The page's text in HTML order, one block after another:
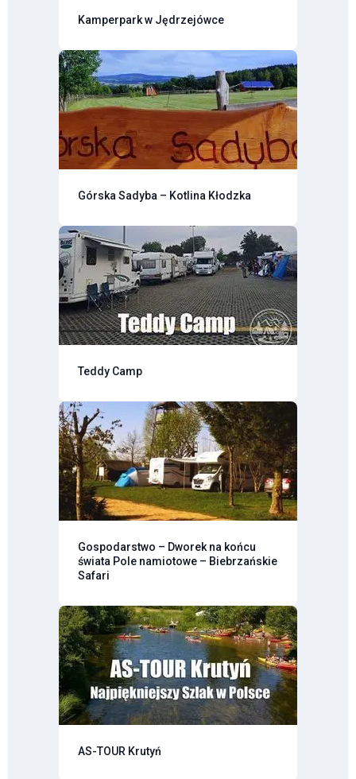
Kamperpark w Jędrzejówce
Górska Sadyba – Kotlina Kłodzka
Teddy Camp
Gospodarstwo – Dworek na końcu
świata Pole namiotowe – Biebrzańskie
Safari
AS-TOUR Krutyń